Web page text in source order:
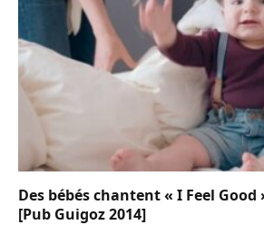
Des bébés chantent « I Feel
[Pub Guigoz 2014]